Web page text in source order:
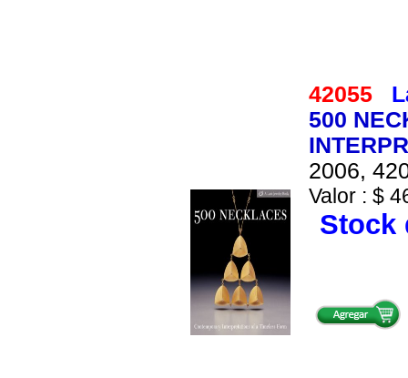
42055
500
2006,
Valor : $
Stock